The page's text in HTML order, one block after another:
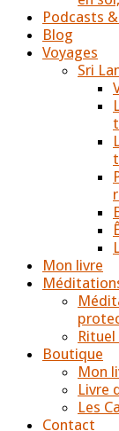
Podcasts
Blog
Voyages
Sri
Mon livre
Boutique
Mon
Livre
Les
Contact